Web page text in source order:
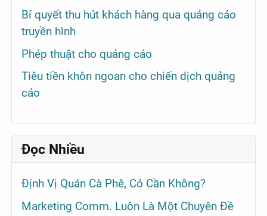
Bí quyết thu hút khách hàng qua quảng cáo
truyền hình
Phép thuật cho quảng cáo
Tiêu tiền khôn ngoan cho chiến dịch quảng
cáo
Đọc Nhiều
Định Vị Quán Cà Phê, Có Cần Không?
Marketing Comm. Luôn Là Một Chuyên Đề